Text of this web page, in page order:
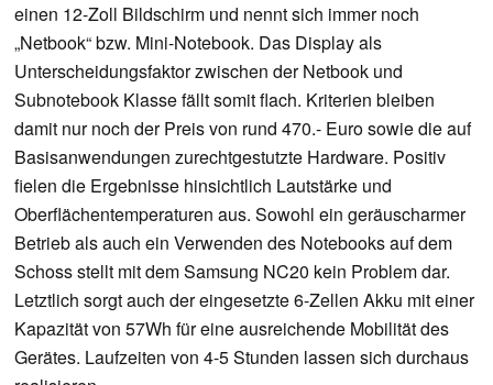
einen 12-Zoll Bildschirm und nennt sich immer noch
„Netbook“ bzw. Mini-Notebook. Das Display als
Unterscheidungsfaktor zwischen der Netbook und
Subnotebook Klasse fällt somit flach. Kriterien bleiben
damit nur noch der Preis von rund 470.- Euro sowie die auf
Basisanwendungen zurechtgestutzte Hardware. Positiv
fielen die Ergebnisse hinsichtlich Lautstärke und
Oberflächentemperaturen aus. Sowohl ein geräuscharmer
Betrieb als auch ein Verwenden des Notebooks auf dem
Schoss stellt mit dem Samsung NC20 kein Problem dar.
Letztlich sorgt auch der eingesetzte 6-Zellen Akku mit einer
Kapazität von 57Wh für eine ausreichende Mobilität des
Gerätes. Laufzeiten von 4-5 Stunden lassen sich durchaus